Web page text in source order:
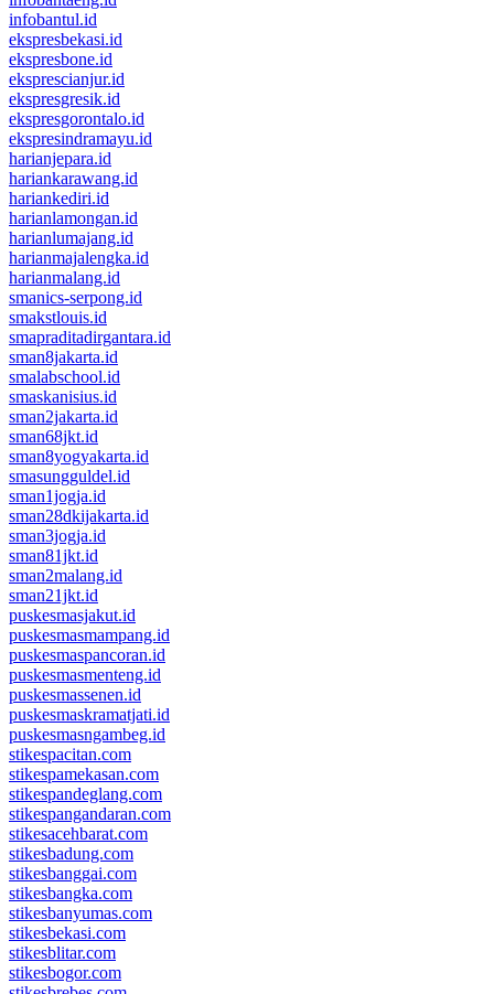
infobantul.id
ekspresbekasi.id
ekspresbone.id
eksprescianjur.id
ekspresgresik.id
ekspresgorontalo.id
ekspresindramayu.id
harianjepara.id
hariankarawang.id
hariankediri.id
harianlamongan.id
harianlumajang.id
harianmajalengka.id
harianmalang.id
smanics-serpong.id
smakstlouis.id
smapraditadirgantara.id
sman8jakarta.id
smalabschool.id
smaskanisius.id
sman2jakarta.id
sman68jkt.id
sman8yogyakarta.id
smasungguldel.id
sman1jogja.id
sman28dkijakarta.id
sman3jogja.id
sman81jkt.id
sman2malang.id
sman21jkt.id
puskesmasjakut.id
puskesmasmampang.id
puskesmaspancoran.id
puskesmasmenteng.id
puskesmassenen.id
puskesmaskramatjati.id
puskesmasngambeg.id
stikespacitan.com
stikespamekasan.com
stikespandeglang.com
stikespangandaran.com
stikesacehbarat.com
stikesbadung.com
stikesbanggai.com
stikesbangka.com
stikesbanyumas.com
stikesbekasi.com
stikesblitar.com
stikesbogor.com